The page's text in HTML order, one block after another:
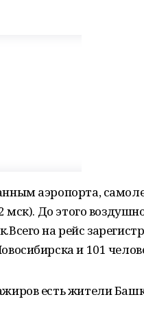
аэропорта,
мск). До этого
на рейс
и 101
есть жители